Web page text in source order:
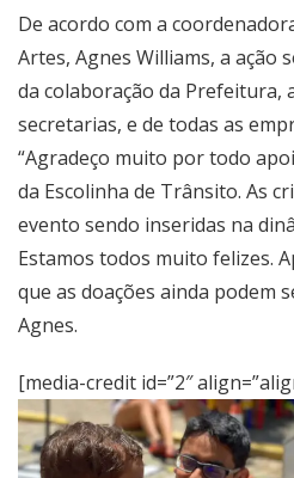
De acordo com a
Artes, Agnes Williams, a ação
da colaboração da Prefeitura,
secretarias, e de todas as
“Agradeço muito por todo
da Escolinha de Trânsito. As
evento sendo inseridas na
Estamos todos muito felizes.
que as doações ainda podem
Agnes.
[media-credit id=”2″